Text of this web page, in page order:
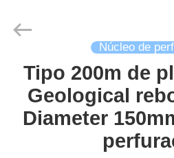
CASA
PRODUTOS
Sinovo
Heavy
Núcleo de
Tipo 200m de
Geological
Diameter